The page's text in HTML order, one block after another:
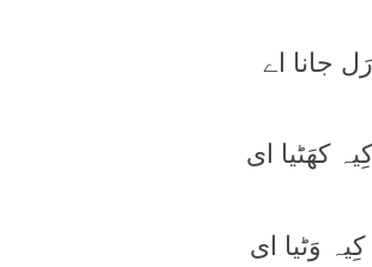
جانا اے
کھَٹیا ای
کِیہ وَٹیا ای